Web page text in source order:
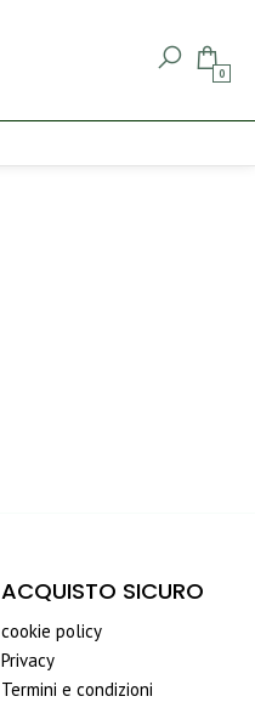
0
ACQUISTO SICURO
cookie policy
Privacy
Termini e condizioni